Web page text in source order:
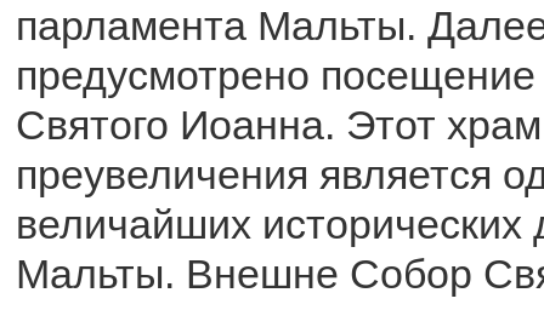
парламента Мальты.
предусмотрено
Святого Иоанна. Этот
преувеличения является
величайших исторических
Мальты. Внешне Собор